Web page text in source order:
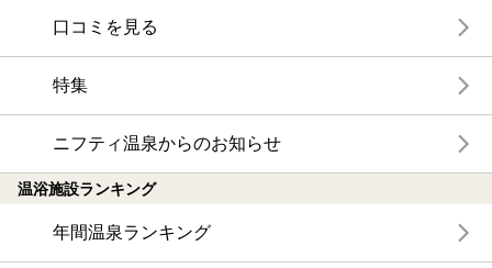
口コミを見る
特集
ニフティ温泉からのお知らせ
温浴施設ランキング
年間温泉ランキング